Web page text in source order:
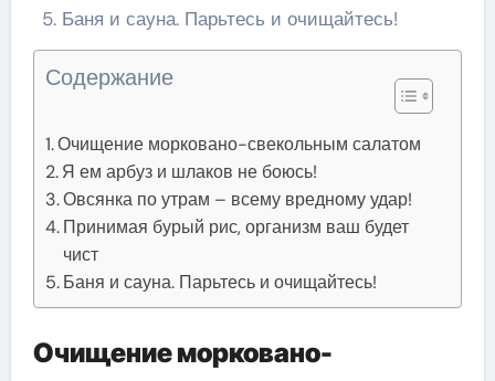
Баня и сауна. Парьтесь и очищайтесь!
Содержание
Очищение морковано-свекольным салатом
Я ем арбуз и шлаков не боюсь!
Овсянка по утрам – всему вредному удар!
Принимая бурый рис, организм ваш будет
чист
Баня и сауна. Парьтесь и очищайтесь!
Очищение морковано-